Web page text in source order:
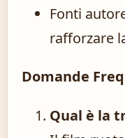
Fonti
rafforzare
Domande
Qual è la